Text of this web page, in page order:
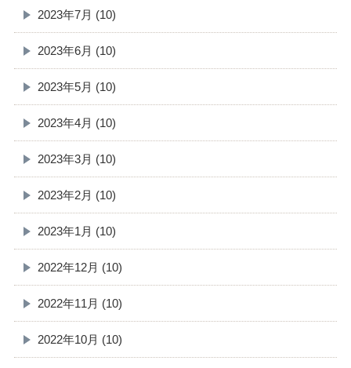
2023年7月 (10)
2023年6月 (10)
2023年5月 (10)
2023年4月 (10)
2023年3月 (10)
2023年2月 (10)
2023年1月 (10)
2022年12月 (10)
2022年11月 (10)
2022年10月 (10)